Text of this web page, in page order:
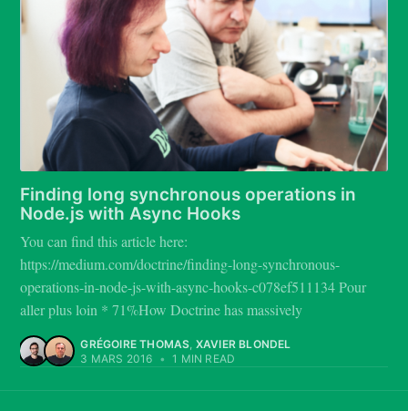
Finding long synchronous operations in
Node.js with Async Hooks
You can find this article here:
https://medium.com/doctrine/finding-long-synchronous-
operations-in-node-js-with-async-hooks-c078ef511134 Pour
aller plus loin * 71%How Doctrine has massively
GRÉGOIRE THOMAS, XAVIER BLONDEL
3 MARS 2016 • 1 MIN READ